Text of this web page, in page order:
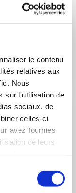
le contenu
relatives aux
Nous
sur l'utilisation de
sociaux, de
celles-ci
avez fournies
de leurs
à la Presse